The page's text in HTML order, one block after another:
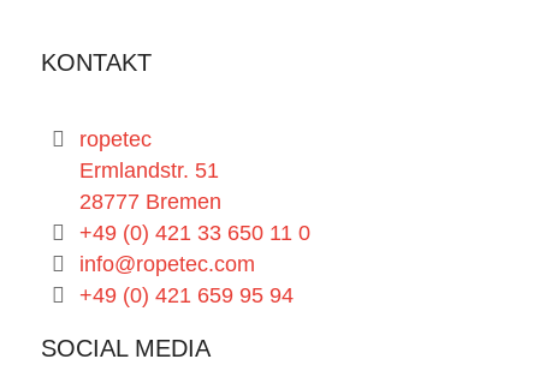
KONTAKT
ropetec
Ermlandstr. 51
28777 Bremen
+49 (0) 421 33 650 11 0
info@ropetec.com
+49 (0) 421 659 95 94
SOCIAL MEDIA